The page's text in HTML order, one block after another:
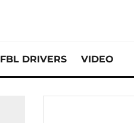
FBL DRIVERS VIDEO